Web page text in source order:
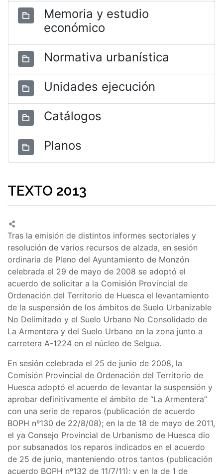
Memoria y estudio
económico
Normativa urbanística
Unidades ejecución
Catálogos
Planos
TEXTO 2013
Tras la emisión de distintos informes sectoriales y
resolución de varios recursos de alzada, en sesión
ordinaria de Pleno del Ayuntamiento de Monzón
celebrada el 29 de mayo de 2008 se adoptó el
acuerdo de solicitar a la Comisión Provincial de
Ordenación del Territorio de Huesca el levantamiento
de la suspensión de los ámbitos de Suelo Urbanizable
No Delimitado y el Suelo Urbano No Consolidado de
La Armentera y del Suelo Urbano en la zona junto a
carretera A-1224 en el núcleo de Selgua.
En sesión celebrada el 25 de junio de 2008, la
Comisión Provincial de Ordenación del Territorio de
Huesca adoptó el acuerdo de levantar la suspensión y
aprobar definitivamente el ámbito de “La Armentera”
con una serie de reparos (publicación de acuerdo
BOPH nº130 de 22/8/08); en la de 18 de mayo de 2011,
el ya Consejo Provincial de Urbanismo de Huesca dio
por subsanados los reparos indicados en el acuerdo
de 25 de junio, manteniendo otros tantos (publicación
acuerdo BOPH nº132 de 11/7/11); y en la de 1 de